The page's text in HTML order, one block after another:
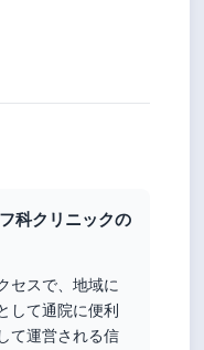
科クリニックの
セスで、地域に
して通院に便利
て運営される信